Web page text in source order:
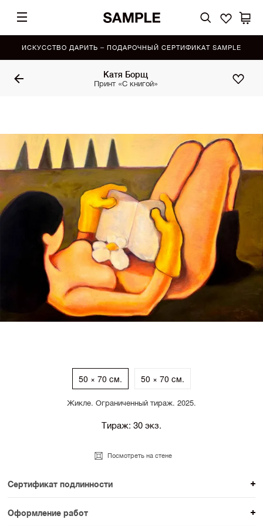
ИСКУССТВО ДАРИТЬ – ПОДАРОЧНЫЙ СЕРТИФИКАТ SAMPLE
Катя Борщ
Принт «С книгой»
50 × 70 см. 50 × 70 см.
Жикле. Ограниченный тираж. 2025.
Тираж: 30 экз.
Посмотреть на стене
Сертификат подлинности
К каждому авторскому произведению мы
прикладываем сертификат подлинности. Для товаров
Оформление работ